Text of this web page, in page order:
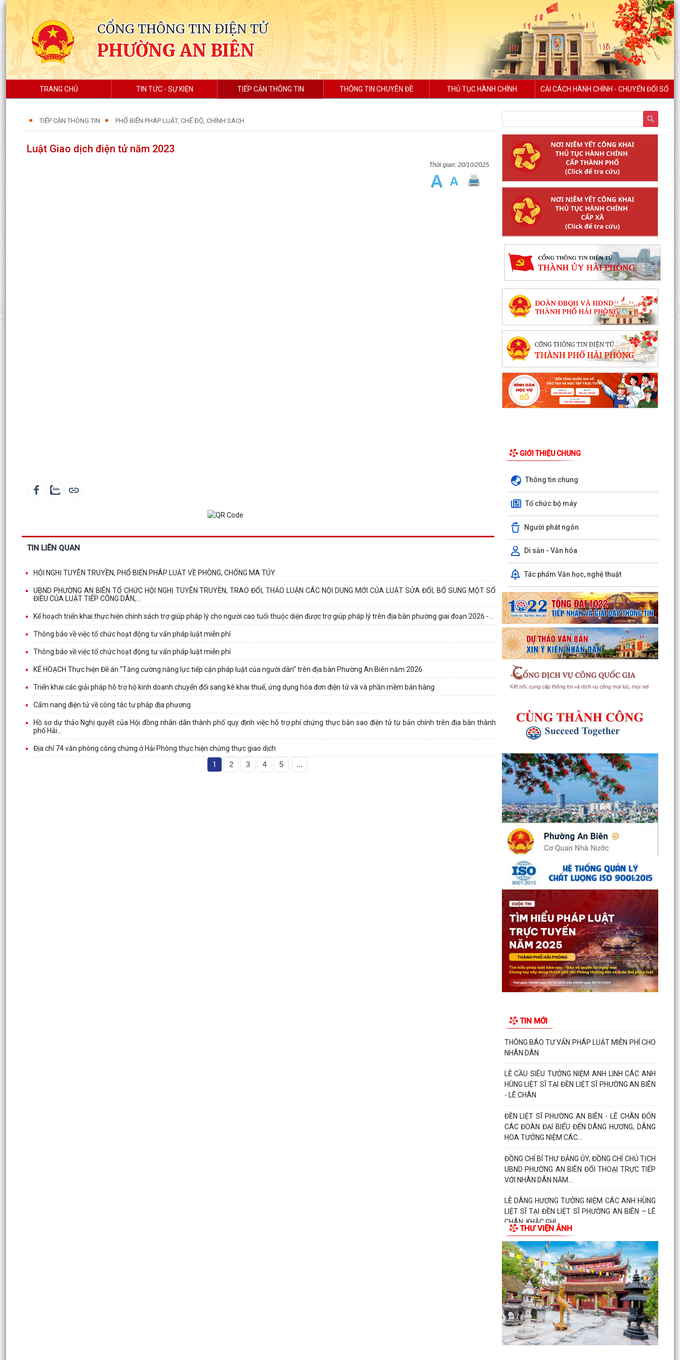
CỔNG THÔNG TIN ĐIỆN TỬ
PHƯỜNG AN BIÊN
TRANG CHỦ TIN TỨC - SỰ KIỆN TIẾP CẬN THÔNG TIN THÔNG TIN CHUYÊN ĐỀ THỦ TỤC HÀNH CHÍNH CẢI CÁCH HÀNH CHÍNH - CHUYỂN ĐỔI SỐ
TIẾP CẬN THÔNG TIN PHỔ BIẾN PHÁP LUẬT, CHẾ ĐỘ, CHÍNH SÁCH
Luật Giao dịch điện tử năm 2023
20/10/2025
TIN LIÊN QUAN
HỘI NGHỊ TUYÊN TRUYỀN, PHỔ BIẾN PHÁP LUẬT VỀ PHÒNG, CHỐNG MA TÚY
UBND PHƯỜNG AN BIÊN TỔ CHỨC HỘI NGHỊ TUYÊN TRUYỀN, TRAO ĐỔI, THẢO LUẬN CÁC NỘI DUNG MỚI CỦA LUẬT SỬA ĐỔI, BỔ SUNG MỘT SỐ
ĐIỀU CỦA LUẬT TIẾP CÔNG DÂN,...
Kế hoạch triển khai thực hiện chính sách trợ giúp pháp lý cho người cao tuổi thuộc diện được trợ giúp pháp lý trên địa bàn phường giai đoạn 2026 -...
Thông báo về việc tổ chức hoạt động tư vấn pháp luật miễn phí
Thông báo về việc tổ chức hoạt động tư vấn pháp luật miễn phí
KẾ HOẠCH Thực hiện Đề án “Tăng cường năng lực tiếp cận pháp luật của người dân” trên địa bàn Phường An Biên năm 2026
Triển khai các giải pháp hỗ trợ hộ kinh doanh chuyển đổi sang kê khai thuế, ứng dụng hóa đơn điện tử và và phần mềm bán hàng
Cẩm nang điện tử về công tác tư pháp địa phương
Hồ sơ dự thảo Nghị quyết của Hội đồng nhân dân thành phố quy định việc hỗ trợ phí chứng thực bản sao điện tử từ bản chính trên địa bàn thành
phố Hải...
Địa chỉ 74 văn phòng công chứng ở Hải Phòng thực hiện chứng thực giao dịch
1 2 3 4 5 ...
GIỚI THIỆU CHUNG
Thông tin chung
Tổ chức bộ máy
Người phát ngôn
Di sản - Văn hóa
Tác phẩm Văn học, nghệ thuật
TIN MỚI
UBND phường An Biên phát động hưởng ứng
Cuộc thi và Triển lãm ảnh nghệ thuật cấp quốc
gia “Tự hào...
ĐỒNG CHÍ PHÓ BÍ THƯ THƯỜNG TRỰC ĐẢNG ỦY
PHƯỜNG DỰ SINH HOẠT CHI BỘ THÁNG 8 TẠI
CHI BỘ TRƯỜNG MẦM...
UBND phường An Biên lập Điều chỉnh cục bộ quy
hoạch phân khu tỷ lệ 1/2.000 quận Lê Chân đến
năm 2040
Thông báo về việc tăng cường bảo đảm trật tự
an toàn giao thông, trật tự đường hè trên địa
bàn...
ty Cổ...
THÔNG BÁO TƯ VẤN PHÁP LUẬT MIỄN PHÍ CHO
NHÂN DÂN
LỄ CẦU SIÊU TƯỞNG NIỆM ANH LINH CÁC ANH
HÙNG LIỆT SĨ TẠI ĐỀN LIỆT SĨ PHƯỜNG AN BIÊN
- LÊ CHÂN
ĐỀN LIỆT SĨ PHƯỜNG AN BIÊN - LÊ CHÂN ĐÓN
CÁC ĐOÀN ĐẠI BIỂU ĐẾN DÂNG HƯƠNG, DÂNG
HOA TƯỞNG NIỆM CÁC...
ĐỒNG CHÍ BÍ THƯ ĐẢNG ỦY, ĐỒNG CHÍ CHỦ TỊCH
UBND PHƯỜNG AN BIÊN ĐỐI THOẠI TRỰC TIẾP
VỚI NHÂN DÂN NĂM...
LỄ DÂNG HƯƠNG TƯỞNG NIỆM CÁC ANH HÙNG
LIỆT SĨ TẠI ĐỀN LIỆT SĨ PHƯỜNG AN BIÊN – LÊ
CHÂN: KHẮC GHI...
CÁN BỘ NỮ VÀ CÁN BỘ HỘI LHPN PHƯỜNG AN
BIÊN DÂNG HƯƠNG TƯỞNG NIỆM CÁC ANH
HÙNG LIỆT SĨ NHÂN KỶ...
PHƯỜNG AN BIÊN HỌP NGHE BÁO CÁO VỀ
CÔNG TÁC TÁI ĐỊNH CƯ VÀ TIẾN ĐỘ GIẢI PHÓNG
MẶT BẰNG DỰ ÁN TUYẾN...
TRAO TẶNG QUÀ TRI ÂN THƯƠNG BINH, GIA
ĐÌNH LIỆT SĨ CÓ HOÀN CẢNH KHÓ KHĂN NHÂN
THƯ VIỆN ẢNH